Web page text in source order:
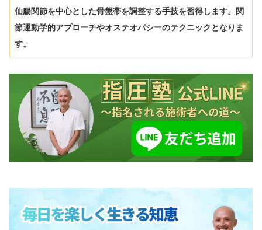
仙腸関節を中心とした骨盤帯を調整する手技を習得します。関
節運動学的アプローチやオステオパシーのテクニックとなりま
す。